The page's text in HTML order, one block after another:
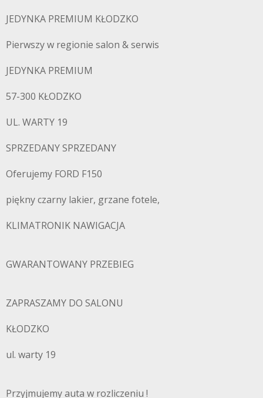
JEDYNKA PREMIUM KŁODZKO
Pierwszy w regionie salon & serwis
JEDYNKA PREMIUM
57-300 KŁODZKO
UL. WARTY 19
SPRZEDANY SPRZEDANY
Oferujemy FORD F150
piękny czarny lakier, grzane fotele,
KLIMATRONIK NAWIGACJA
GWARANTOWANY PRZEBIEG
ZAPRASZAMY DO SALONU
KŁODZKO
ul. warty 19
Przyjmujemy auta w rozliczeniu !